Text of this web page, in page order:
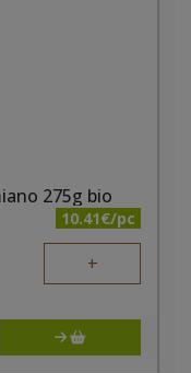
275g bio
10.41€/pc
+